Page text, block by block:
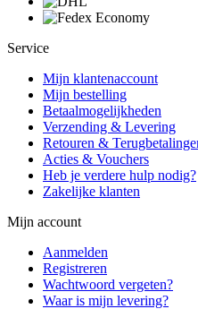
Service
Mijn klantenaccount
Mijn bestelling
Betaalmogelijkheden
Verzending & Levering
Retouren &
Acties & Vouchers
Heb je verdere hulp nodig?
Zakelijke klanten
Mijn account
Aanmelden
Registreren
Wachtwoord vergeten?
Waar is mijn levering?